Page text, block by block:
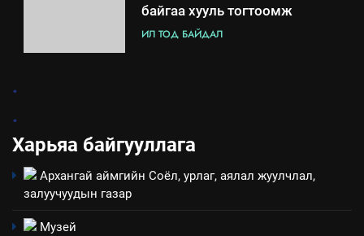
байгаа хууль тогтоомж
ИЛ ТОД БАЙДАЛ
үйлдвэрлэл, үйлчилгээ,
технологийн хүн, мал, амьтны
ИЛ ТОД БАЙДАЛ
1
.
.
Харьяа байгууллага
Архангай аймгийн Соёл, урлаг, аялал жуулчлал,
залуучуудын газар
Музей